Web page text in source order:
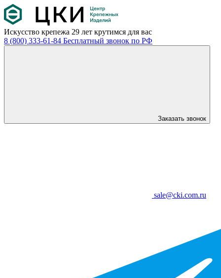
Искусство крепежа 29 лет крутимся для вас
8 (800) 333-61-84 Бесплатный звонок по РФ
Заказать звонок
sale@cki.com.ru